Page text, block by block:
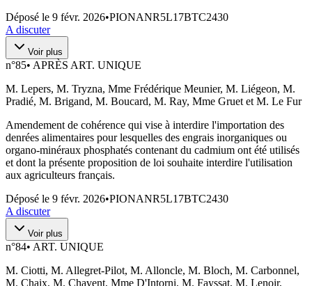
Déposé le 9 févr. 2026•PIONANR5L17BTC2430
A discuter
Voir plus
n°85• APRÈS ART. UNIQUE
M. Lepers, M. Tryzna, Mme Frédérique Meunier, M. Liégeon, M.
Pradié, M. Brigand, M. Boucard, M. Ray, Mme Gruet et M. Le Fur
Amendement de cohérence qui vise à interdire l'importation des
denrées alimentaires pour lesquelles des engrais inorganiques ou
organo‑minéraux phosphatés contenant du cadmium ont été utilisés
et dont la présente proposition de loi souhaite interdire l'utilisation
aux agriculteurs français.
Déposé le 9 févr. 2026•PIONANR5L17BTC2430
A discuter
Voir plus
n°84• ART. UNIQUE
M. Ciotti, M. Allegret-Pilot, M. Alloncle, M. Bloch, M. Carbonnel,
M. Chaix, M. Chavent, Mme D'Intorni, M. Fayssat, M. Lenoir,